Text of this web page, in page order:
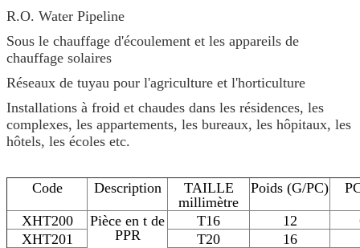
R.O. Water Pipeline
Sous le chauffage d'écoulement et les appareils de
chauffage solaires
Réseaux de tuyau pour l'agriculture et l'horticulture
Installations à froid et chaudes dans les résidences, les
complexes, les appartements, les bureaux, les hôpitaux, les
hôtels, les écoles etc.
Code Description
TAILLE
millimètre
Poids (G/PC)
XHT200
Pièce en t de
PPR
T16 12
XHT201
T20 16